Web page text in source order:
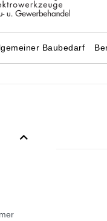
Baubedarf